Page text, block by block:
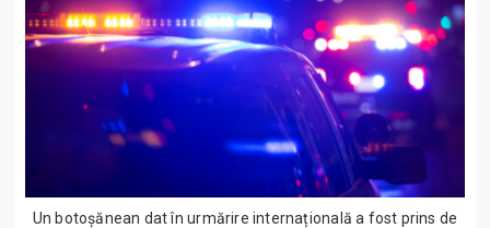
Un botoșănean dat în urmărire internațională a fost prins de